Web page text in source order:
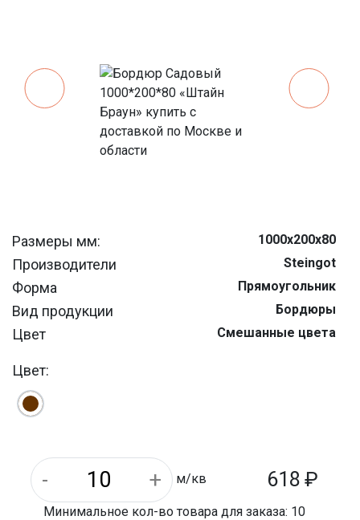
Размеры мм: 1000х200х80
Производители Steingot
Форма Прямоугольник
Вид продукции Бордюры
Цвет Смешанные цвета
ГОСТ
Класс бетона (прочность)
Истираемость 0,7г/см2
Водопоглощение
Цвет:
м/кв 618 ₽
Минимальное кол-во товара для заказа: 10